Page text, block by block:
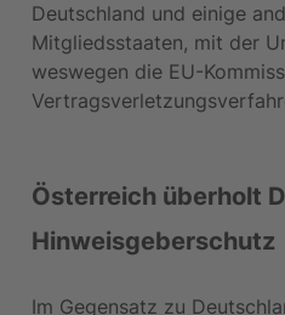
Deutschland und einige
Mitgliedsstaaten, mit der
weswegen die EU-
Österreich überholt
Hinweisgeberschutz
Im Gegensatz zu